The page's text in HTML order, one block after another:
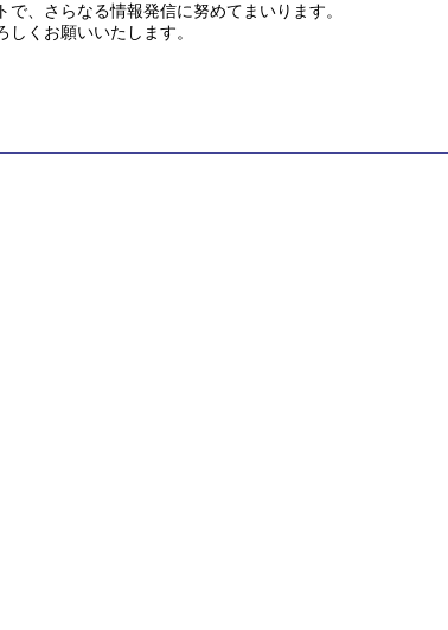
、 さらなる情報発信に努めてまいります。
くお願いいたします。